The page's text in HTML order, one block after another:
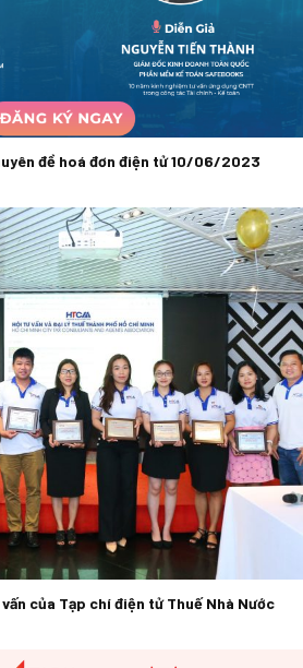
đề hoá đơn điện tử 10/06/2023
của Tạp chí điện tử Thuế Nhà Nước